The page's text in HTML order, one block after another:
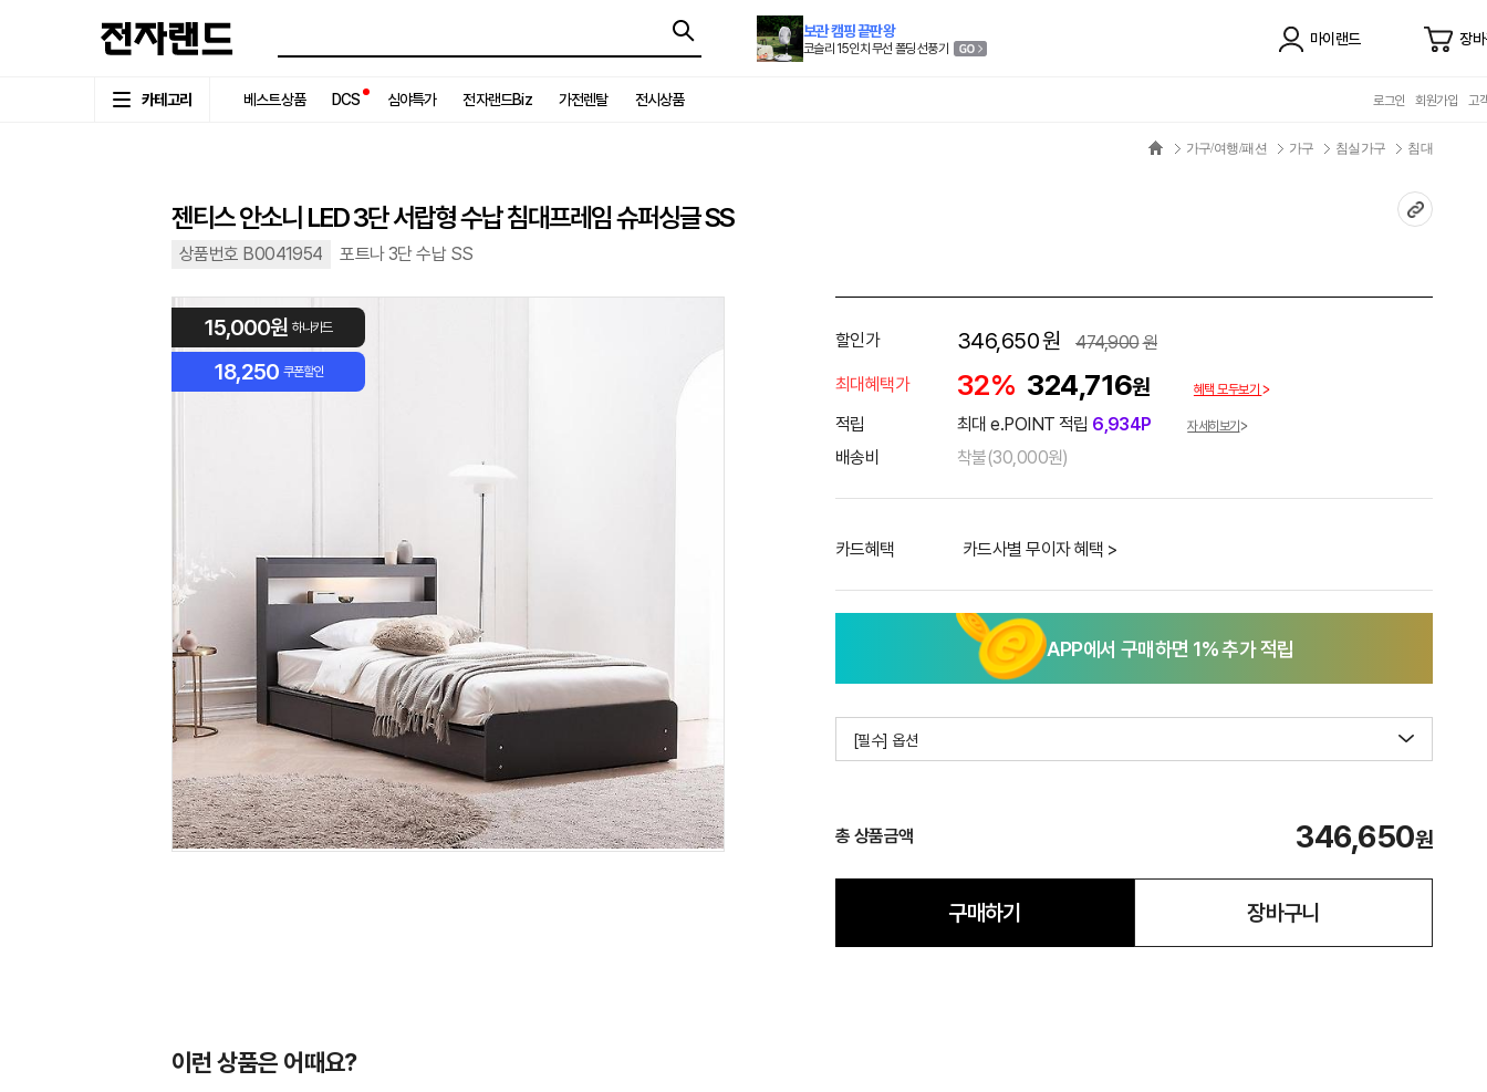
보관 캠핑 끝판왕
코슬리 15인치 무선 폴딩 선풍기
마이랜드 장
카테고리 베스트상품 DCS 심야특가 전자랜드Biz 가전렌탈 전시상품 로그인 회원가입 고
가구/여행/패션 가구 침실가구 침대
젠티스 안소니 LED 3단 서랍형 수납 침대프레임 슈퍼싱글 SS
상품번호 B0041954 포트나 3단 수납 SS
15,000원 하나카드
18,250 쿠폰할인
할인가 346,650원 474,900원
최대혜택가
32% 324,716원 혜택 모두보기
적립 최대 e.POINT 적립 6,934P 자세히보기
배송비 착불(30,000원)
카드혜택 카드사별 무이자 혜택 >
APP에서 구매하면 1% 추가 적립
[필수] 옵션
총 상품금액 346,650원
구매하기 장바구니
이런 상품은 어때요?